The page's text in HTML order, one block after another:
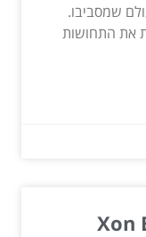
שמסביבו.
את התחושות
Xon